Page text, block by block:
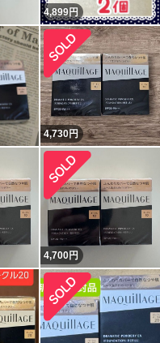
4,899円
4,730円
4,700円